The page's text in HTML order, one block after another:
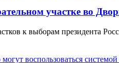
участке во
к выборам президента